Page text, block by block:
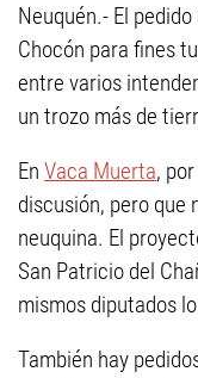
Neuquén.- El
Chocón para fines
entre varios
un trozo más de
En Vaca Muerta,
discusión, pero que
neuquina. El
San Patricio del
mismos diputados
También hay